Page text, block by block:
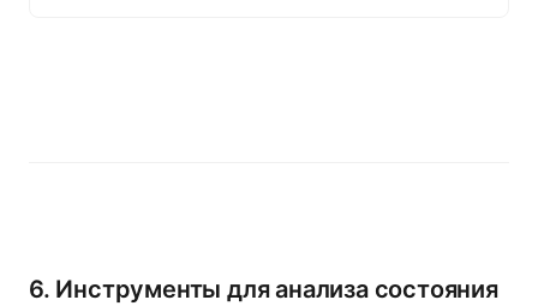
6. Инструменты для анализа состояния